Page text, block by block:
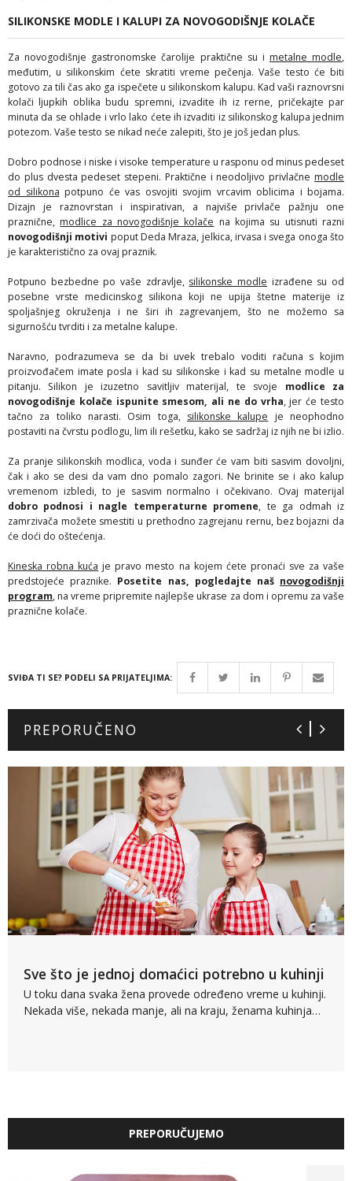
SILIKONSKE MODLE I KALUPI ZA NOVOGODIŠNJE KOLAČE
Za novogodišnje gastronomske čarolije praktične su i metalne modle,
međutim, u silikonskim ćete skratiti vreme pečenja. Vaše testo će biti
gotovo za tili čas ako ga ispečete u silikonskom kalupu. Kad vaši raznovrsni
kolači ljupkih oblika budu spremni, izvadite ih iz rerne, pričekajte par
minuta da se ohlade i vrlo lako ćete ih izvaditi iz silikonskog kalupa jednim
potezom. Vaše testo se nikad neće zalepiti, što je još jedan plus.
Dobro podnose i niske i visoke temperature u rasponu od minus pedeset
do plus dvesta pedeset stepeni. Praktične i neodoljivo privlačne modle
od silikona potpuno će vas osvojiti svojim vrcavim oblicima i bojama.
Dizajn je raznovrstan i inspirativan, a najviše privlače pažnju one
praznične,modlice za novogodišnje kolače na kojima su utisnuti razni
novogodišnji motivi poput Deda Mraza, jelkica, irvasa i svega onoga što
je karakteristično za ovaj praznik.
Potpuno bezbedne po vaše zdravlje, silikonske modle izrađene su od
posebne vrste medicinskog silikona koji ne upija štetne materije iz
spoljašnjeg okruženja i ne širi ih zagrevanjem, što ne možemo sa
sigurnošću tvrditi i za metalne kalupe.
Naravno, podrazumeva se da bi uvek trebalo voditi računa s kojim
proizvođačem imate posla i kad su silikonske i kad su metalne modle u
pitanju. Silikon je izuzetno savitljiv materijal, te svoje modlice za
novogodišnje kolače ispunite smesom, ali ne do vrha, jer će testo
tačno za toliko narasti. Osim toga, silikonske kalupe je neophodno
postaviti na čvrstu podlogu, lim ili rešetku, kako se sadržaj iz njih ne bi izlio.
Za pranje silikonskih modlica, voda i sunđer će vam biti sasvim dovoljni,
čak i ako se desi da vam dno pomalo zagori. Ne brinite se i ako kalup
vremenom izbledi, to je sasvim normalno i očekivano. Ovaj materijal
dobro podnosi i nagle temperaturne promene, te ga odmah iz
zamrzivača možete smestiti u prethodno zagrejanu rernu, bez bojazni da
će doći do oštećenja.
Kineska robna kuća je pravo mesto na kojem ćete pronaći sve za vaše
predstojeće praznike. Posetite nas, pogledajte naš novogodišnji
program, na vreme pripremite najlepše ukrase za dom i opremu za vaše
praznične kolače.
SVIĐA TI SE? PODELI SA PRIJATELJIMA:
PREPORUČENO
Sve što je jednoj domaćici potrebno u kuhinji
U toku dana svaka žena provede određeno vreme u kuhinji.
Nekada više, nekada manje, ali na kraju, ženama kuhinja…
PREPORUČUJEMO